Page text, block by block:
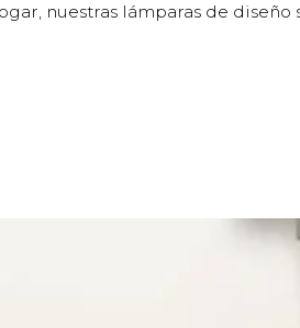
nuestras lámparas de diseño